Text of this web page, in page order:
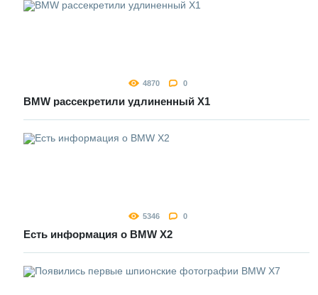
4870 0
BMW рассекретили удлиненный Х1
5346 0
Есть информация о BMW X2